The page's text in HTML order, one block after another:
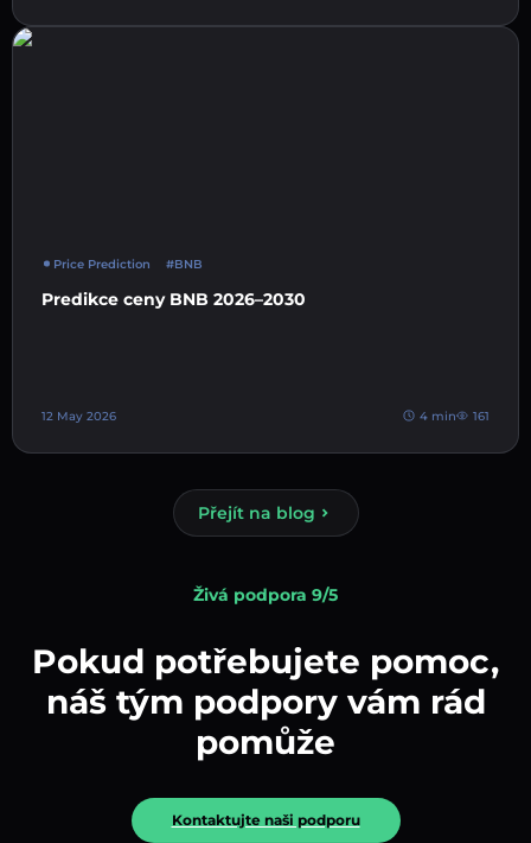
Price Prediction #BNB
Predikce ceny BNB 2026–2030
12 May 2026 4 min 161
Přejít na blog
Živá podpora 9/5
Pokud potřebujete pomoc,
náš tým podpory vám rád
pomůže
Kontaktujte naši podporu